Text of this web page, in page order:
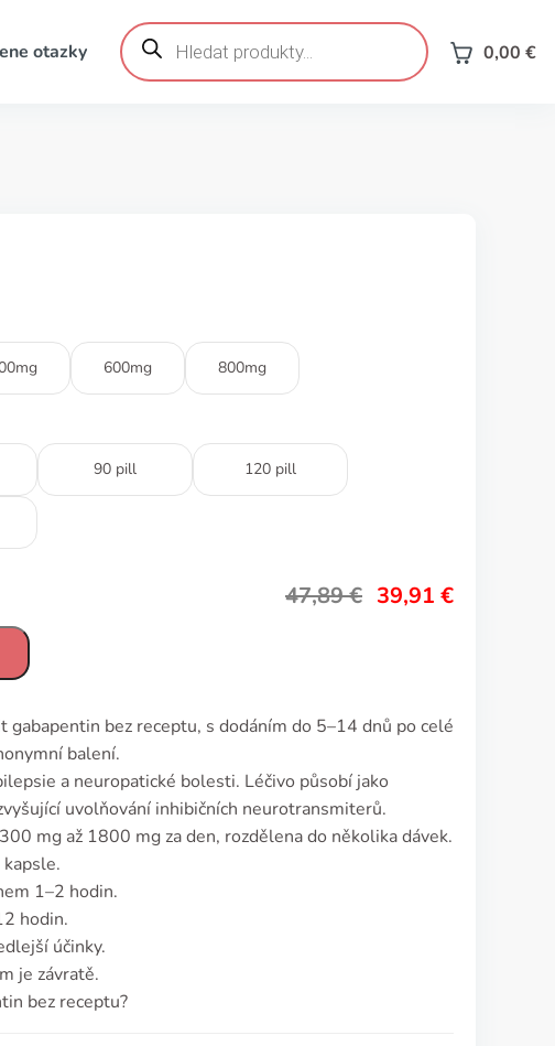
otazky
Products
search 0,00 €
600mg 800mg
90 pill 120 pill
47,89€ 39,91 €
gabapentin bez receptu, s dodáním do 5–14 dnů po celé
balení.
a neuropatické bolesti. Léčivo působí jako
uvolňování inhibičních neurotransmiterů.
mg až 1800 mg za den, rozdělena do několika dávek.
1–2 hodin.
hodin.
účinky.
je závratě.
bez receptu?